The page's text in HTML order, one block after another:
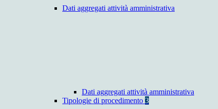
Dati aggregati attività amministrativa
Dati aggregati attività amministrativa
Tipologie di procedimento 3